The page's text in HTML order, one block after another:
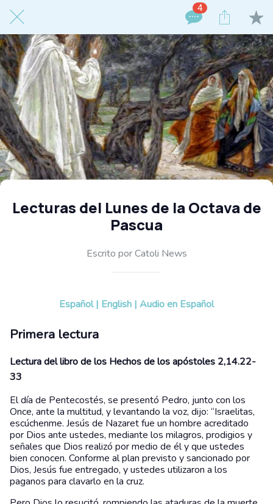
4
Lecturas del Lunes de la Octava de
Pascua
Escrito por Catoli News
Español | English | Audio en Español
Primera lectura
Lectura del libro de los Hechos de los apóstoles 2,14.22-
33
El día de Pentecostés, se presentó Pedro, junto con los
Once, ante la multitud, y levantando la voz, dijo: “Israelitas,
escúchenme. Jesús de Nazaret fue un hombre acreditado
por Dios ante ustedes, mediante los milagros, prodigios y
señales que Dios realizó por medio de él y que ustedes
bien conocen. Conforme al plan previsto y sancionado por
Dios, Jesús fue entregado, y ustedes utilizaron a los
paganos para clavarlo en la cruz.